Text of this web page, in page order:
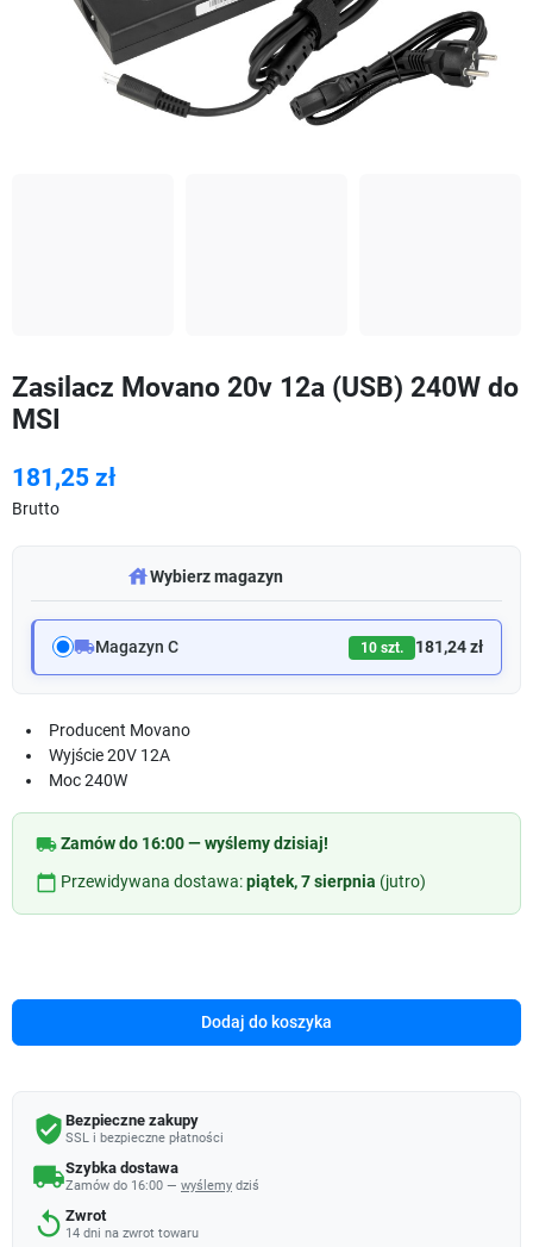
Zasilacz Movano 20v 12a (USB) 240W do
MSI
181,25 zł
Brutto
warehouseWybierz magazyn
local_shippingMagazyn C 10 szt. 181,24 zł
Producent Movano
Wyjście 20V 12A
Moc 240W
local_shippingZamów do 16:00 — wyślemy dzisiaj!
calendar_today Przewidywana dostawa:piątek, 7 sierpnia (jutro)
Dodaj do koszyka
verified_user Bezpieczne zakupy
SSL i bezpieczne płatności
local_shippingSzybka dostawa
Zamów do 16:00 — wyślemy dziś
replay Zwrot
14 dni na zwrot towaru